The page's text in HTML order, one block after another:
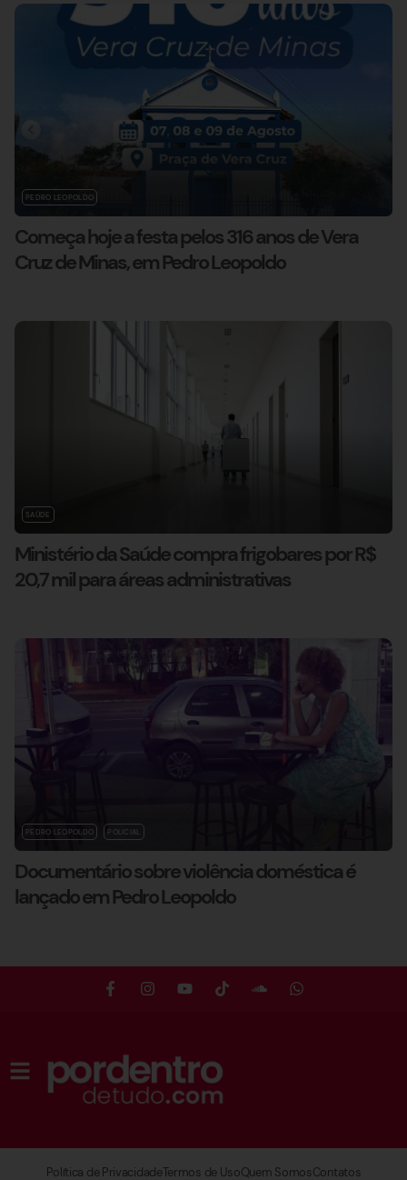
PEDRO LEOPOLDO
Começa hoje a festa pelos 316 anos de Vera
Cruz de Minas, em Pedro Leopoldo
SAÚDE
Ministério da Saúde compra frigobares por R$
20,7 mil para áreas administrativas
PEDRO LEOPOLDO POLICIAL
Documentário sobre violência doméstica é
lançado em Pedro Leopoldo
Política de PrivacidadeTermos de UsoQuem SomosContatos